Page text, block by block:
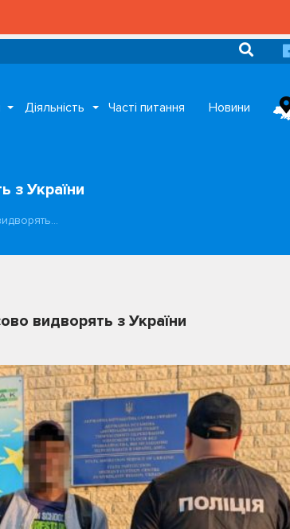
Діяльність Часті питання Новини
з України
видворять з України